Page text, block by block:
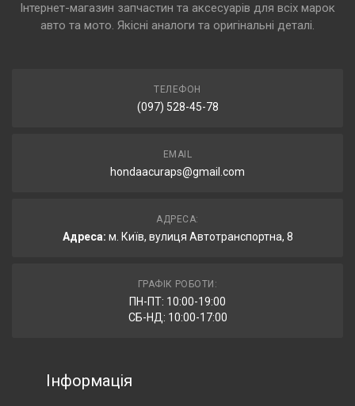
Інтернет-магазин запчастин та аксесуарів для всіх марок
авто та мото. Якісні аналоги та оригінальні деталі.
ТЕЛЕФОН
(097) 528-45-78
EMAIL
hondaacuraps@gmail.com
АДРЕСА:
Адреса: м. Київ, вулиця Автотранспортна, 8
ГРАФІК РОБОТИ:
ПН-ПТ: 10:00-19:00
СБ-НД: 10:00-17:00
Інформація